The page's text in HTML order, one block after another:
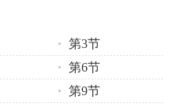
第3节
第6节
第9节